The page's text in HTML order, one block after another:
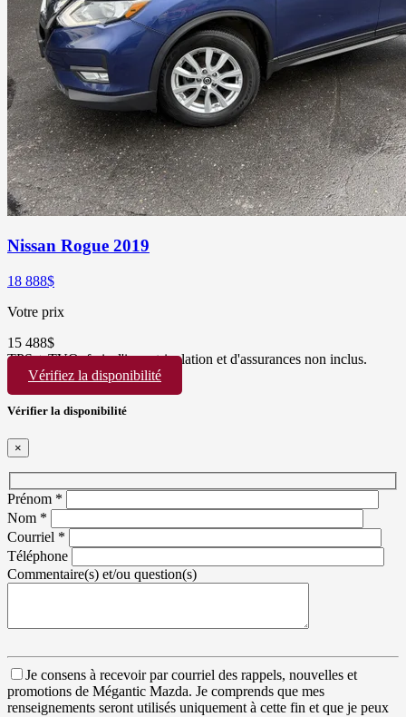
Nissan Rogue 2019
18 888$
Votre prix
15 488$
TPS + TVQ, frais d'immatriculation et d'assurances non inclus.
Vérifiez la disponibilité
Vérifier la disponibilité
×
Prénom *
Nom *
Courriel *
Téléphone
Commentaire(s) et/ou question(s)
Je consens à recevoir par courriel des rappels, nouvelles et
promotions de Mégantic Mazda. Je comprends que mes
renseignements seront utilisés uniquement à cette fin et que je peux